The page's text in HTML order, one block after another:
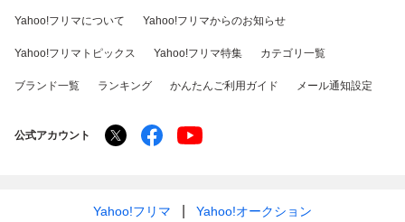
Yahoo!フリマについて Yahoo!フリマからのお知らせ
Yahoo!フリマトピックス Yahoo!フリマ特集 カテゴリ一覧
ブランド一覧 ランキング かんたんご利用ガイド メール通知設定
公式アカウント
Yahoo!フリマ Yahoo!オークション